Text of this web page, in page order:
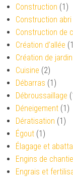
Construction (1)
Construction
Construction de
Création d’allée
Création de jardin
Cuisine (2)
Débarras (1)
Débroussaillage
Déneigement (1)
Dératisation (1)
Égout (1)
Élagage et
Engins de
Engrais et